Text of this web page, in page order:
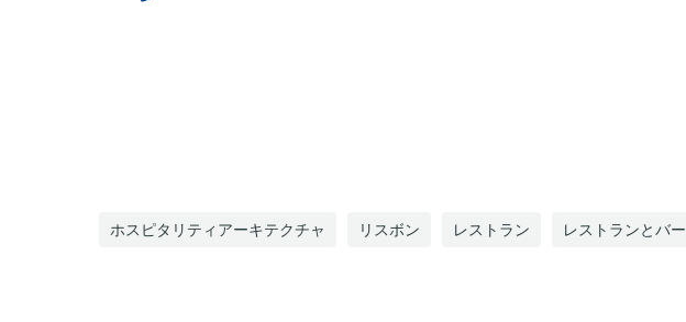
ホスピタリティアーキテクチャ リスボン レストラン レストランとバー